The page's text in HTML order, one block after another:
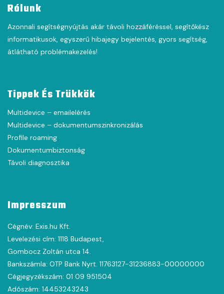
Rólunk
Azonnali segítségnyújtás akár távoli hozzáféréssel, segítőkész
informatikusok, egyszerű hibajegy bejelentés, gyors segítség,
átlátható problémakezelés!
Tippek És Trükkök
Multidevice – emailelérés
Multidevice – dokumentumszinkronizálás
Profile roaming
Dokumentumbiztonság
Távoli diagnosztika
Impresszum
Cégnév: Exis.hu Kft.
Levelezési cím: 1118 Budapest,
Gombocz Zoltán utca 14.
Bankszámla: OTP Bank Nyrt. 11763127-31236883-00000000
Cégjegyzékszám: 01 09 951504
Adószám: 14453243243